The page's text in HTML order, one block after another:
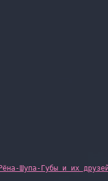
Шупа-Губы и их